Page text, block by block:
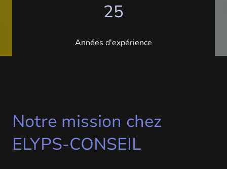
25
Années d'expérience
Notre mission chez
ELYPS-CONSEIL